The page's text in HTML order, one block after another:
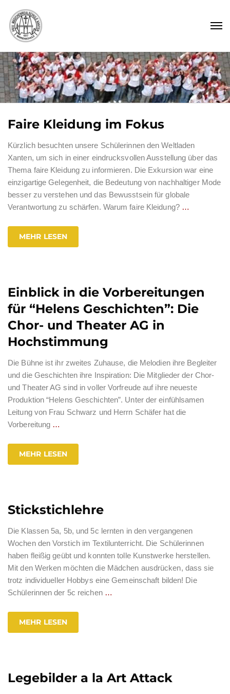
Faire Kleidung im Fokus
Kürzlich besuchten unsere Schülerinnen den Weltladen
Xanten, um sich in einer eindrucksvollen Ausstellung über das
Thema faire Kleidung zu informieren. Die Exkursion war eine
einzigartige Gelegenheit, die Bedeutung von nachhaltiger Mode
besser zu verstehen und das Bewusstsein für globale
Verantwortung zu schärfen. Warum faire Kleidung? …
MEHR LESEN
Einblick in die Vorbereitungen
für “Helens Geschichten”: Die
Chor- und Theater AG in
Hochstimmung
Die Bühne ist ihr zweites Zuhause, die Melodien ihre Begleiter
und die Geschichten ihre Inspiration: Die Mitglieder der Chor-
und Theater AG sind in voller Vorfreude auf ihre neueste
Produktion “Helens Geschichten”. Unter der einfühlsamen
Leitung von Frau Schwarz und Herrn Schäfer hat die
Vorbereitung …
MEHR LESEN
Stickstichlehre
Die Klassen 5a, 5b, und 5c lernten in den vergangenen
Wochen den Vorstich im Textilunterricht. Die Schülerinnen
haben fleißig geübt und konnten tolle Kunstwerke herstellen.
Mit den Werken möchten die Mädchen ausdrücken, dass sie
trotz individueller Hobbys eine Gemeinschaft bilden! Die
Schülerinnen der 5c reichen …
MEHR LESEN
Legebilder a la Art Attack